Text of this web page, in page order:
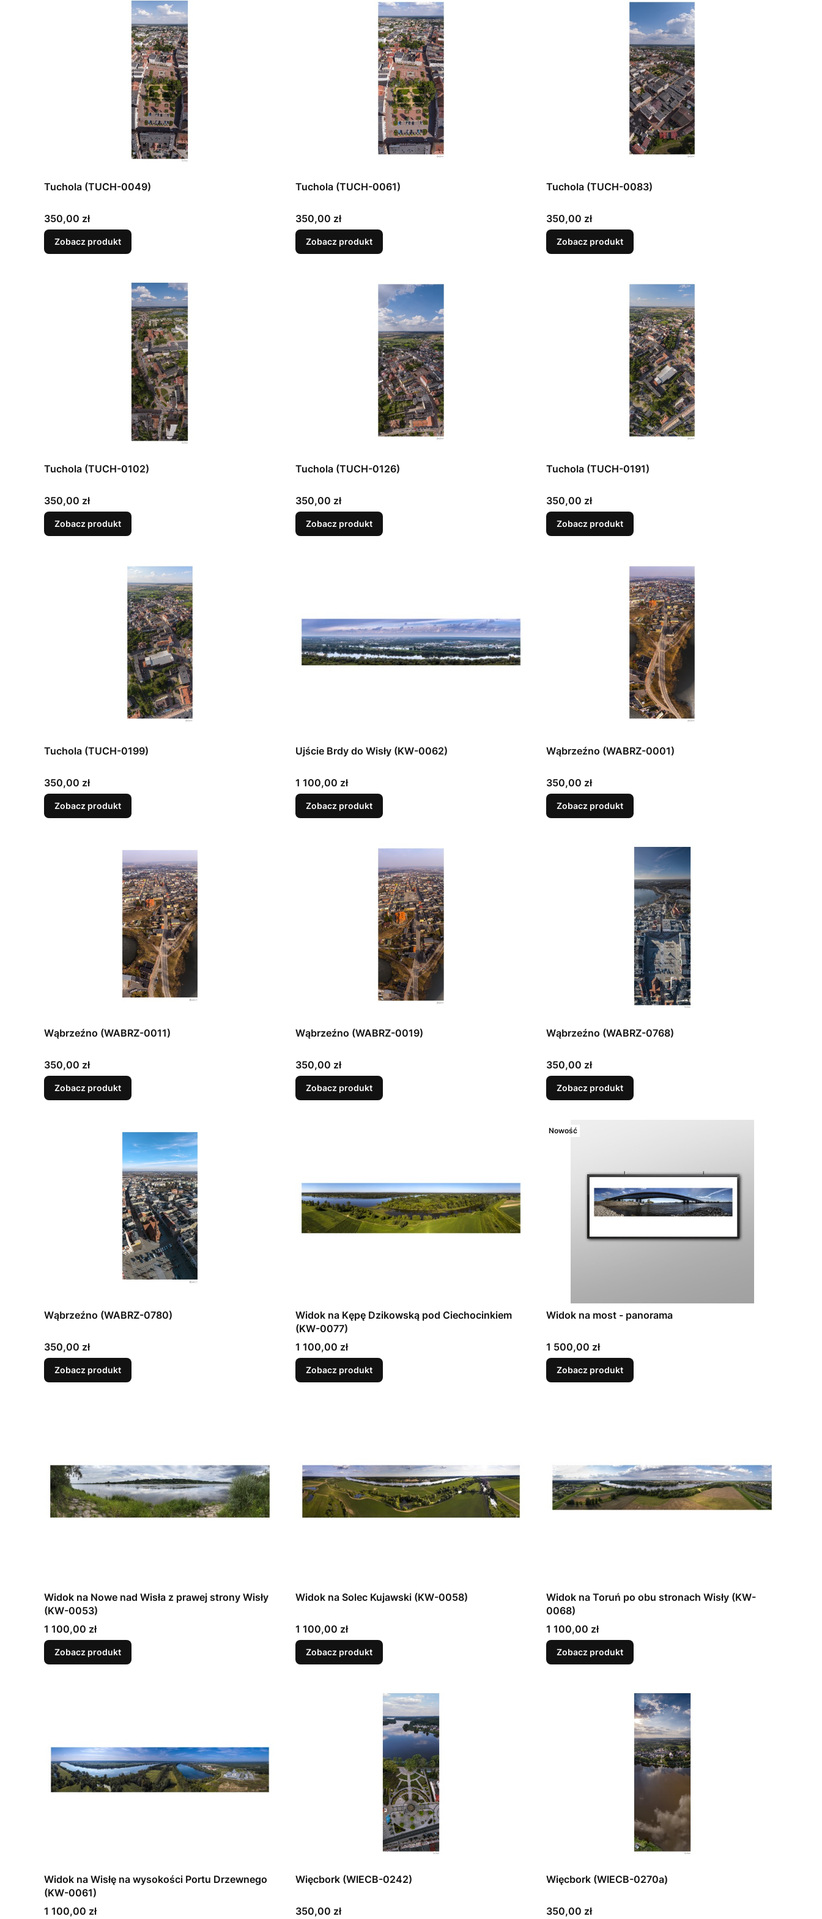
Tuchola (TUCH-0049)
Cena
350,00 zł
Zobacz produkt
Tuchola (TUCH-0061)
Cena
350,00 zł
Zobacz produkt
Tuchola (TUCH-0083)
Cena
350,00 zł
Zobacz produkt
Tuchola (TUCH-0102)
Cena
350,00 zł
Zobacz produkt
Tuchola (TUCH-0126)
Cena
350,00 zł
Zobacz produkt
Tuchola (TUCH-0191)
Cena
350,00 zł
Zobacz produkt
Tuchola (TUCH-0199)
Cena
350,00 zł
Zobacz produkt
Ujście Brdy do Wisły (KW-0062)
Cena
1 100,00 zł
Zobacz produkt
Wąbrzeźno (WABRZ-0001)
Cena
350,00 zł
Zobacz produkt
Wąbrzeźno (WABRZ-0011)
Cena
350,00 zł
Zobacz produkt
Wąbrzeźno (WABRZ-0019)
Cena
350,00 zł
Zobacz produkt
Wąbrzeźno (WABRZ-0768)
Cena
350,00 zł
Zobacz produkt
Wąbrzeźno (WABRZ-0780)
Cena
350,00 zł
Zobacz produkt
Widok na Kępę Dzikowską pod Ciechocinkiem
(KW-0077)
Cena
1 100,00 zł
Zobacz produkt
Nowość
Widok na most - panorama
Cena
1 500,00 zł
Zobacz produkt
Widok na Nowe nad Wisła z prawej strony Wisły
(KW-0053)
Cena
1 100,00 zł
Zobacz produkt
Widok na Solec Kujawski (KW-0058)
Cena
1 100,00 zł
Zobacz produkt
Widok na Toruń po obu stronach Wisły (KW-
0068)
Cena
1 100,00 zł
Zobacz produkt
Widok na Wisłę na wysokości Portu Drzewnego
(KW-0061)
Cena
1 100,00 zł
Więcbork (WIECB-0242)
Cena
350,00 zł
Więcbork (WIECB-0270a)
Cena
350,00 zł